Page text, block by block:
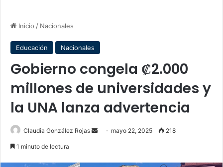
Inicio / Nacionales
Educación Nacionales
Gobierno congela ₡2.000
millones de universidades y
la UNA lanza advertencia
Claudia González Rojas
Send mayo 22, 2025 218
1 minuto de lectura